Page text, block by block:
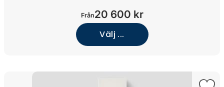
Från20 600 kr
Välj ...